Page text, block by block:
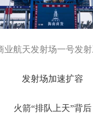
业航天发射场一号发
发射场加速扩容
火箭“排队上天”背后